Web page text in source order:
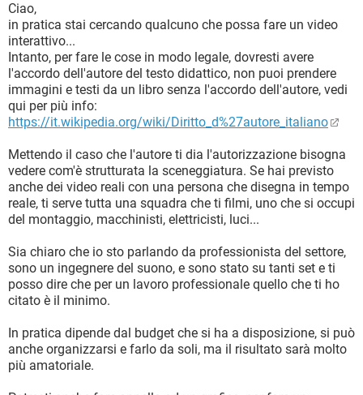
Ciao,
in pratica stai cercando qualcuno che possa fare un video
interattivo...
Intanto, per fare le cose in modo legale, dovresti avere
l'accordo dell'autore del testo didattico, non puoi prendere
immagini e testi da un libro senza l'accordo dell'autore, vedi
qui per più info:
https://it.wikipedia.org/wiki/Diritto_d%27autore_italiano
Mettendo il caso che l'autore ti dia l'autorizzazione bisogna
vedere com'è strutturata la sceneggiatura. Se hai previsto
anche dei video reali con una persona che disegna in tempo
reale, ti serve tutta una squadra che ti filmi, uno che si occupi
del montaggio, macchinisti, elettricisti, luci...
Sia chiaro che io sto parlando da professionista del settore,
sono un ingegnere del suono, e sono stato su tanti set e ti
posso dire che per un lavoro professionale quello che ti ho
citato è il minimo.
In pratica dipende dal budget che si ha a disposizione, si può
anche organizzarsi e farlo da soli, ma il risultato sarà molto
più amatoriale.